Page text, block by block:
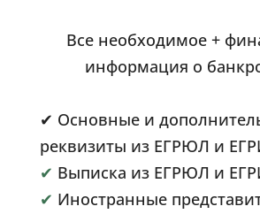
Все необходимое +
информация о
✔ Основные и
реквизиты из ЕГРЮЛ и
✔ Выписка из ЕГРЮЛ и
✔ Иностранные